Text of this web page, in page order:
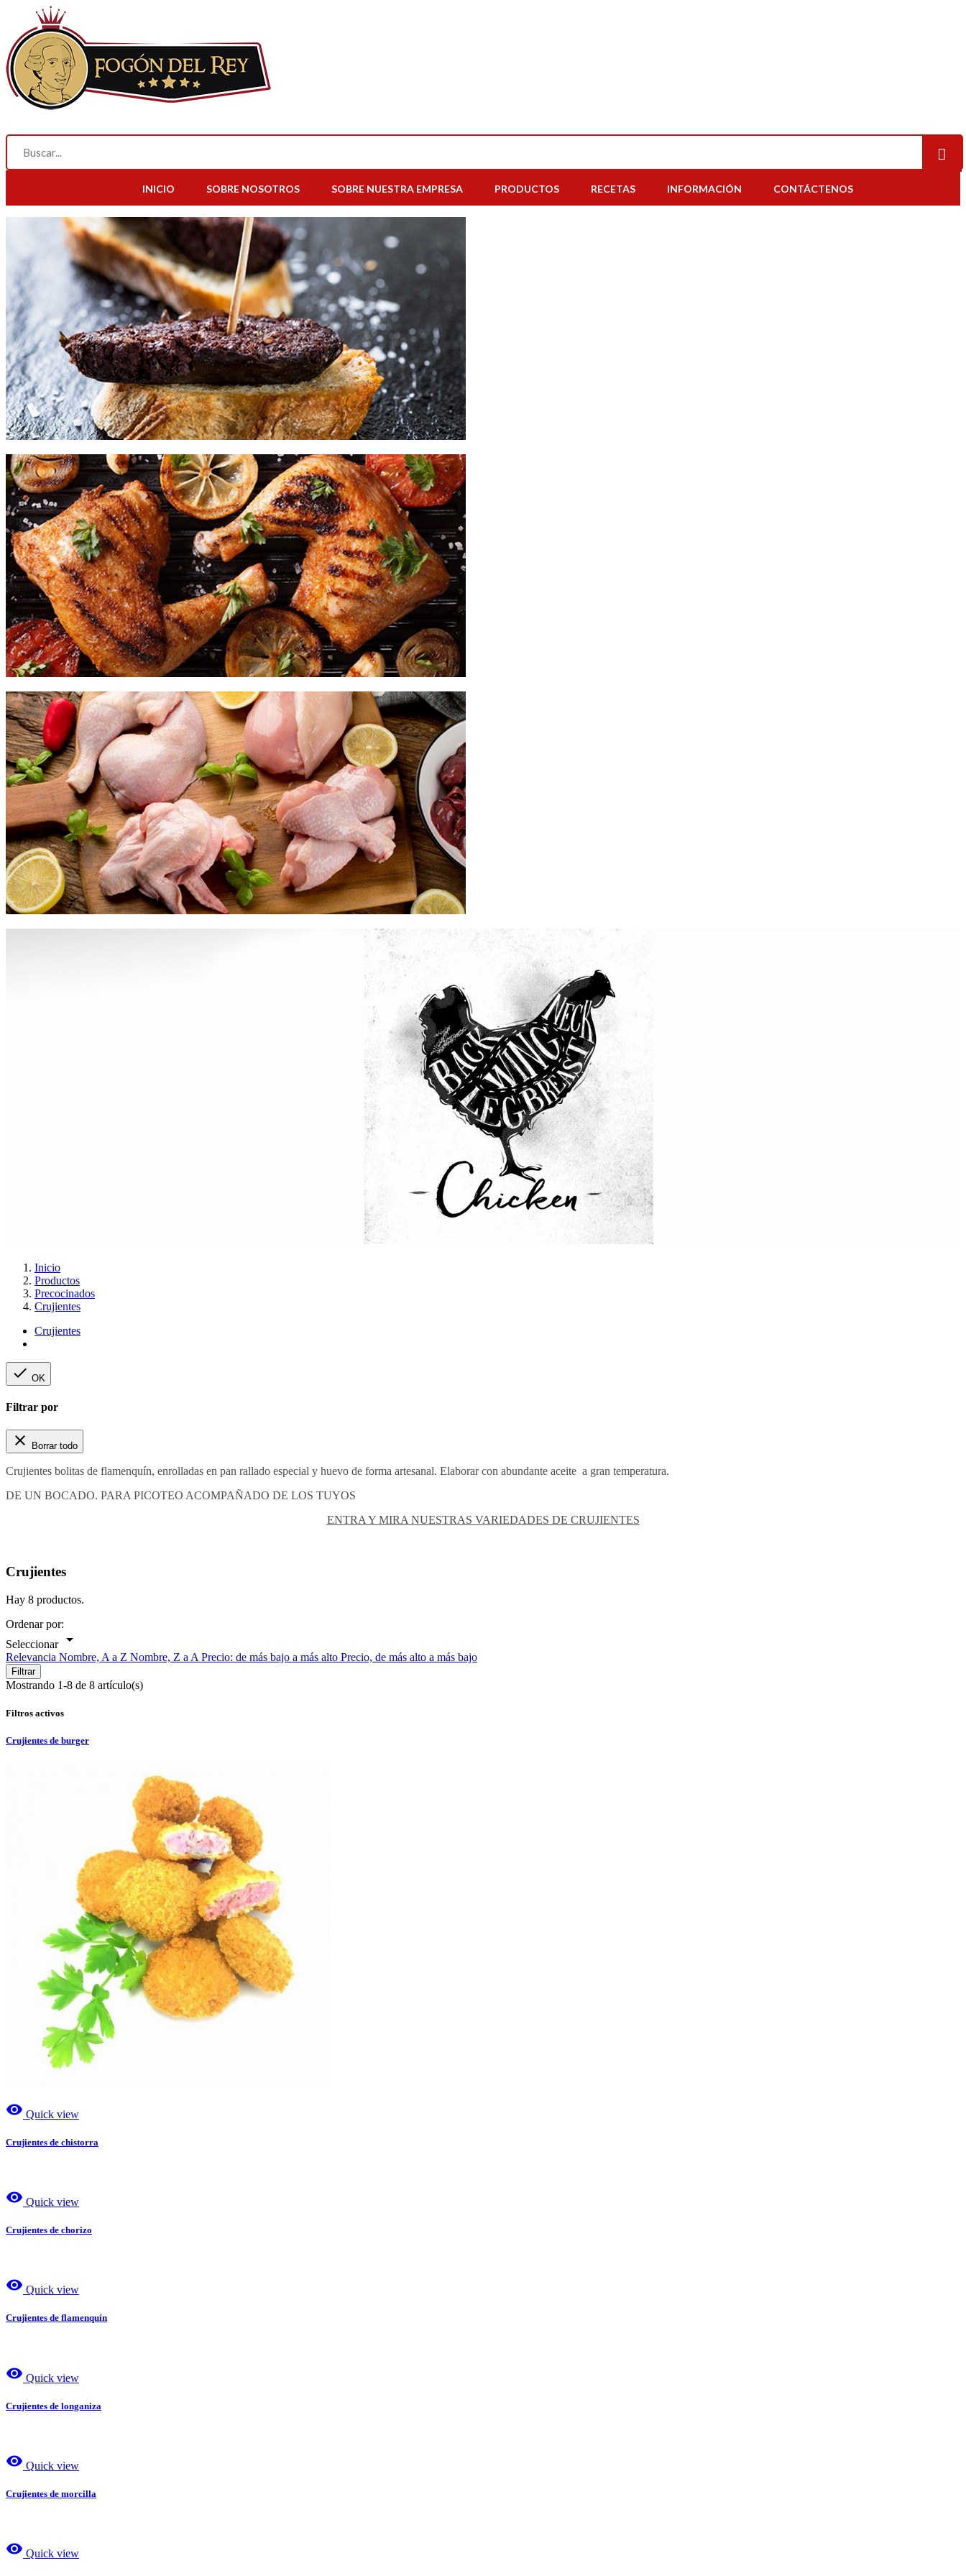
INICIO SOBRE NOSOTROS SOBRE NUESTRA EMPRESA PRODUCTOS RECETAS INFORMACIÓN CONTÁCTENOS
Inicio
Productos
Precocinados
Crujientes
Crujientes
 OK
Filtrar por
 Borrar todo
Crujientes bolitas de flamenquín, enrolladas en pan rallado especial y huevo de forma artesanal. Elaborar con abundante aceite a gran temperatura.
DE UN BOCADO. PARA PICOTEO ACOMPAÑADO DE LOS TUYOS
ENTRA Y MIRA NUESTRAS VARIEDADES DE CRUJIENTES
Crujientes
Hay 8 productos.
Ordenar por:
Seleccionar 
Relevancia Nombre, A a Z Nombre, Z a A Precio: de más bajo a más alto Precio, de más alto a más bajo
Filtrar
Mostrando 1-8 de 8 artículo(s)
Filtros activos
Crujientes de burger
visibility Quick view
Crujientes de chistorra
visibility Quick view
Crujientes de chorizo
visibility Quick view
Crujientes de flamenquín
visibility Quick view
Crujientes de longaniza
visibility Quick view
Crujientes de morcilla
visibility Quick view